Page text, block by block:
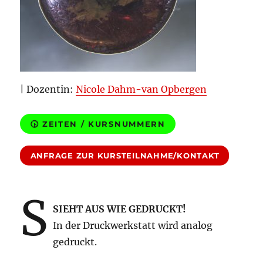
| Dozentin:Nicole Dahm-van Opbergen
🕟 ZEITEN / KURSNUMMERN
ANFRAGE ZUR KURSTEILNAHME/KONTAKT
S SIEHT AUS WIE GEDRUCKT!
In der Druckwerkstatt wird analog
gedruckt.